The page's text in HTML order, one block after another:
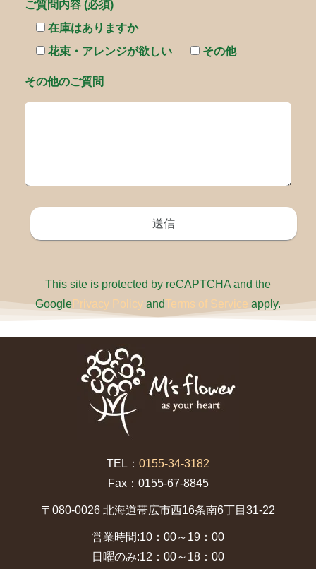
ご質問内容 (必須)
在庫はありますか
花束・アレンジが欲しい
その他
その他のご質問
This site is protected by reCAPTCHA and the
GooglePrivacy Policy andTerms of Service apply.
TEL： 0155-34-3182
Fax：0155-67-8845
〒080-0026 北海道帯広市西16条南6丁目31-22
営業時間:10：00～19：00
日曜のみ:12：00～18：00